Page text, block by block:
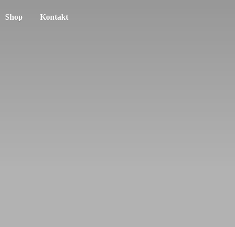
Shop Kontakt